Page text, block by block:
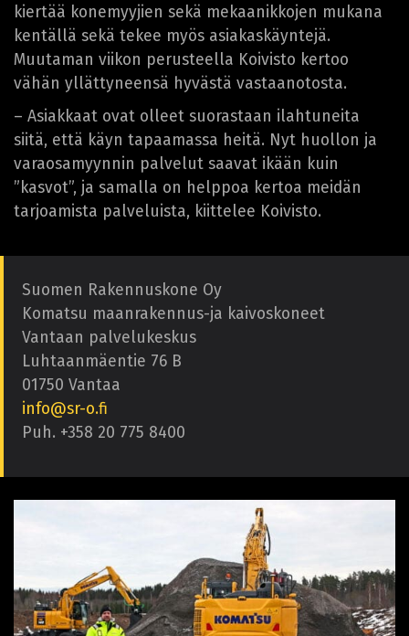
kiertää konemyyjien sekä mekaanikkojen mukana
kentällä sekä tekee myös asiakaskäyntejä.
Muutaman viikon perusteella Koivisto kertoo
vähän yllättyneensä hyvästä vastaanotosta.
– Asiakkaat ovat olleet suorastaan ilahtuneita
siitä, että käyn tapaamassa heitä. Nyt huollon ja
varaosamyynnin palvelut saavat ikään kuin
”kasvot”, ja samalla on helppoa kertoa meidän
tarjoamista palveluista, kiittelee Koivisto.
Suomen Rakennuskone Oy
Komatsu maanrakennus-ja kaivoskoneet
Vantaan palvelukeskus
Luhtaanmäentie 76 B
01750 Vantaa
info@sr-o.fi
Puh. +358 20 775 8400